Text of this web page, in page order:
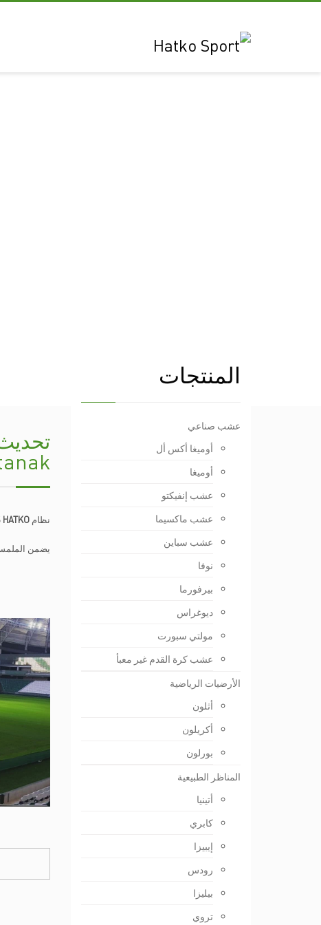
المنتجات
عشب صناعي
أوميغا أكس أل
أوميغا
عشب إنفيكتو
عشب ماكسيما
عشب سباين
نوفا
بيرفورما
ديوغراس
مولتي سبورت
عشب كرة القدم غير معبأ
الأرضيات الرياضية
أثلون
أكريلون
بورلون
المناظر الطبيعية
أتينيا
كابري
إيبيزا
رودس
بيليزا
تروي
نظامHATKO
يضمن الملمس